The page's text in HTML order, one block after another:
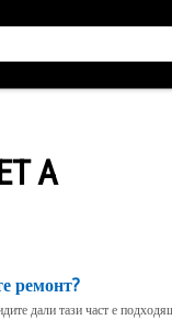
A
ремонт?
дали тази част е